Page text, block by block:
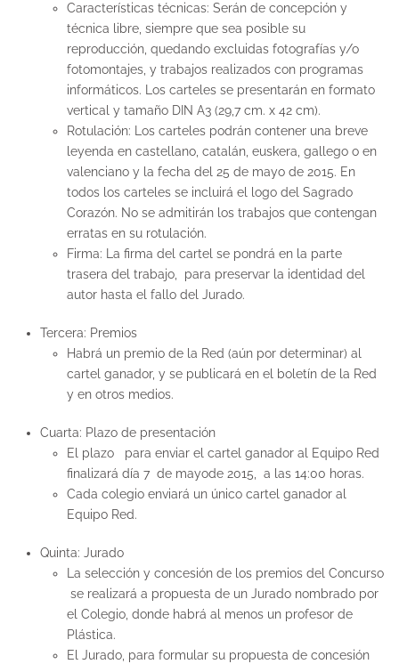
Características técnicas: Serán de concepción y
técnica libre, siempre que sea posible su
reproducción, quedando excluidas fotografías y/o
fotomontajes, y trabajos realizados con programas
informáticos. Los carteles se presentarán en formato
vertical y tamaño DIN A3 (29,7 cm. x 42 cm).
Rotulación: Los carteles podrán contener una breve
leyenda en castellano, catalán, euskera, gallego o en
valenciano y la fecha del 25 de mayo de 2015. En
todos los carteles se incluirá el logo del Sagrado
Corazón. No se admitirán los trabajos que contengan
erratas en su rotulación.
Firma: La firma del cartel se pondrá en la parte
trasera del trabajo, para preservar la identidad del
autor hasta el fallo del Jurado.
Tercera: Premios
Habrá un premio de la Red (aún por determinar) al
cartel ganador, y se publicará en el boletín de la Red
y en otros medios.
Cuarta: Plazo de presentación
El plazo para enviar el cartel ganador al Equipo Red
finalizará día 7 de mayode 2015, a las 14:00 horas.
Cada colegio enviará un único cartel ganador al
Equipo Red.
Quinta: Jurado
La selección y concesión de los premios del Concurso
se realizará a propuesta de un Jurado nombrado por
el Colegio, donde habrá al menos un profesor de
Plástica.
El Jurado, para formular su propuesta de concesión